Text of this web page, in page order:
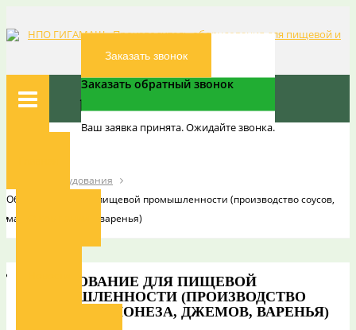
Заказать звонок
Заказать обратный звонок
Ваш заявка принята. Ожидайте звонка.
Каталог оборудования
Оборудование для пищевой промышленности (производство соусов,
майонеза, джемов, варенья)
ОБОРУДОВАНИЕ ДЛЯ ПИЩЕВОЙ
ПРОМЫШЛЕННОСТИ (ПРОИЗВОДСТВО
СОУСОВ, МАЙОНЕЗА, ДЖЕМОВ, ВАРЕНЬЯ)